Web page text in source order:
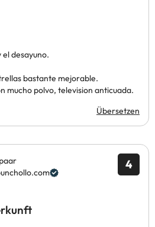
desayuno.
bastante mejorable.
mucho polvo, television anticuada.
Übersetzen
4